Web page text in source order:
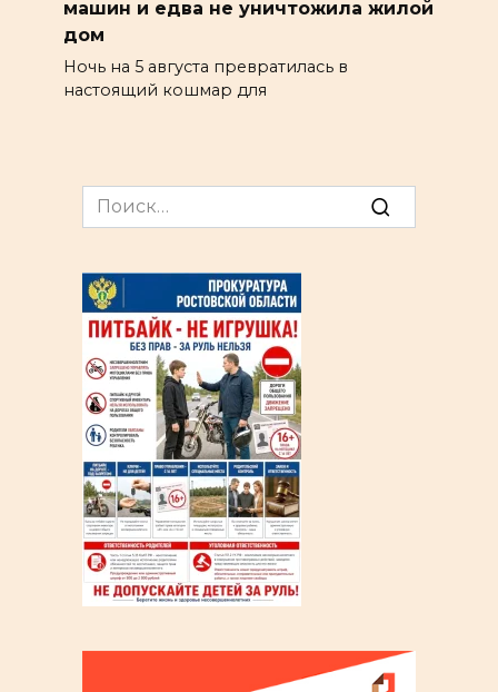
машин и едва не уничтожила жилой
дом
Ночь на 5 августа превратилась в
настоящий кошмар для
Search
for: